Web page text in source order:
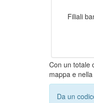
Filiali
Con un totale
mappa e
Da un